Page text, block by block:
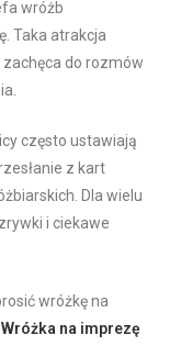
wróżb
Taka atrakcja
do rozmów
często ustawiają
z kart
Dla wielu
i ciekawe
wróżkę na
Wróżka na imprezę